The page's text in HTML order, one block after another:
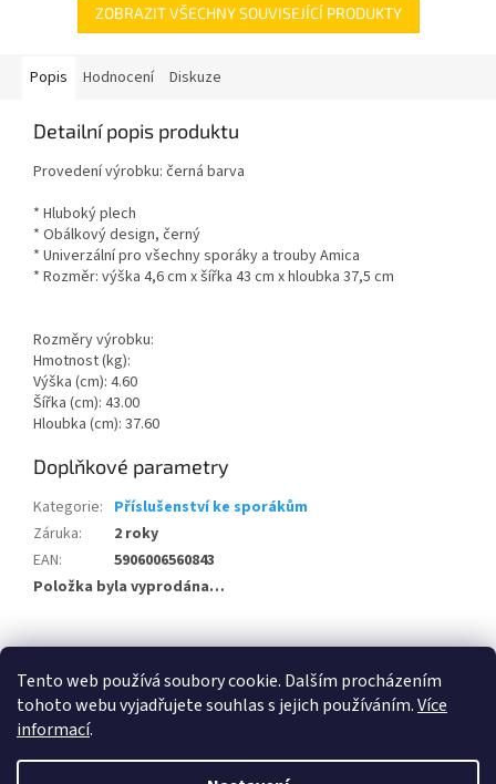
Tento web používá soubory cookie. Dalším procházením
tohoto webu vyjadřujete souhlas s jejich používáním.Více
informací.
ZOBRAZIT VŠECHNY SOUVISEJÍCÍ PRODUKTY
Popis Hodnocení Diskuze
Detailní popis produktu
Provedení výrobku: černá barva
* Hluboký plech
* Obálkový design, černý
* Univerzální pro všechny sporáky a trouby Amica
* Rozměr: výška 4,6 cm x šířka 43 cm x hloubka 37,5 cm
Rozměry výrobku:
Hmotnost (kg):
Výška (cm): 4.60
Šířka (cm): 43.00
Hloubka (cm): 37.60
Doplňkové parametry
Kategorie: Příslušenství ke sporákům
Záruka:
2 roky
EAN:
5906006560843
Položka byla vyprodána…
Z
100 % zákazníků Heureka.cz nás doporučuje! Zboží.cz Firmy.cz